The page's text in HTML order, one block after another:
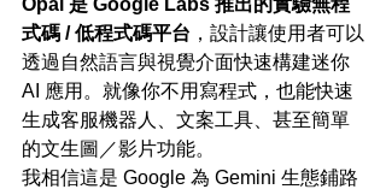
Opal 是 Google Labs 推出的實驗無程
式碼 / 低程式碼平台 ，設計讓使用者可以
透過自然語言與視覺介面快速構建迷你
AI 應用。就像你不用寫程式，也能快速
生成客服機器人、文案工具、甚至簡單
的文生圖／影片功能。
我相信這是 Google 為 Gemini 生態鋪路